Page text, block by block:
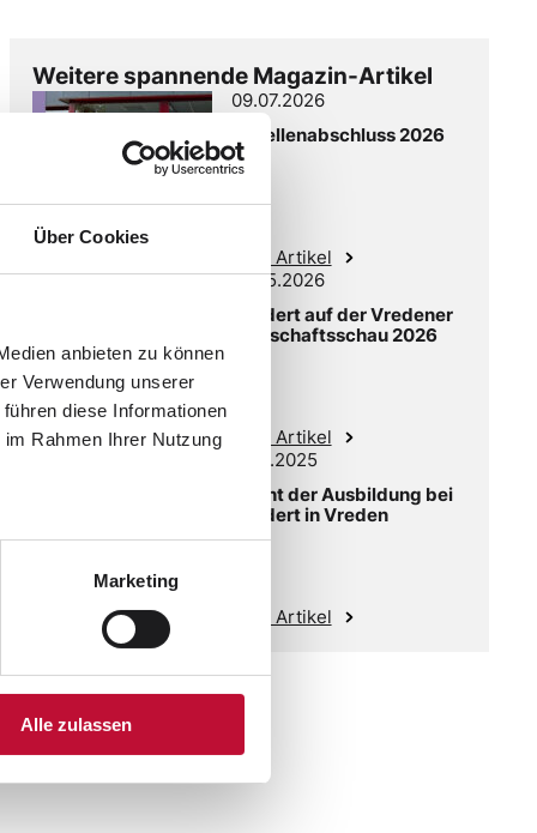
Über Cookies
anbieten zu können
Verwendung unserer
diese Informationen
Rahmen Ihrer Nutzung
Marketing
Alle zulassen
Weitere spannende Magazin-Artikel
09.07.2026
Gesellenabschluss 2026
Zum Artikel
12.05.2026
Laudert auf der Vredener
Wirtschaftsschau 2026
Zum Artikel
18.11.2025
Nacht der Ausbildung bei
Laudert in Vreden
Zum Artikel